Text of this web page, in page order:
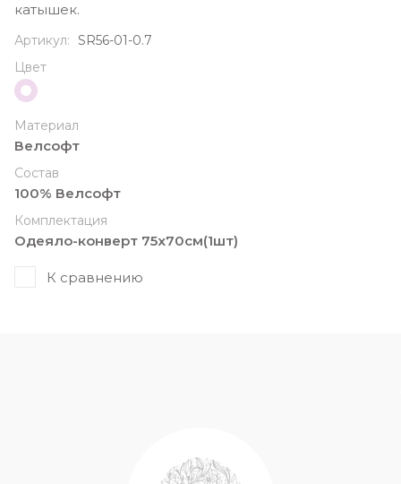
катышек.
Артикул: SR56-01-0.7
Цвет
Материал
Велсофт
Состав
100% Велсофт
Комплектация
Одеяло-конверт 75х70см(1шт)
К сравнению